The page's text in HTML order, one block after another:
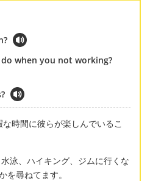
when you not working?
時間に彼らが楽しんでいるこ
泳、ハイキング、ジムに行くな
を尋ねてます。